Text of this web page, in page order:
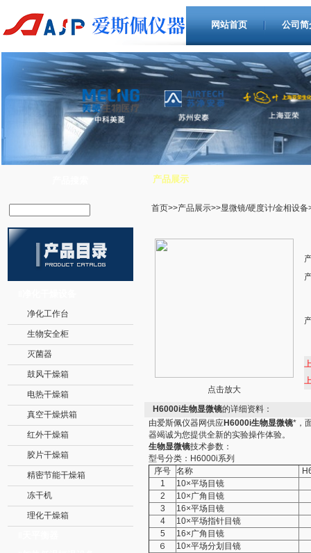
网站首页 公司简
净化工作台
生物安全柜
灭菌器
鼓风干燥箱
电热干燥箱
真空干燥烘箱
红外干燥箱
胶片干燥箱
精密节能干燥箱
冻干机
理化干燥箱
产品展示
首页>>产品展示>>显微镜/硬度计/金相设备
点击放大
H6000i生物显微镜的详细资料：
由爱斯佩仪器网供应H6000i生物显微镜*，
器竭诚为您提供全新的实验操作体验。
生物显微镜技术参数：
型号分类：H6000i系列
序号 名称
1
10×平场目镜
2
10×广角目镜
3
16×平场目镜
4
10×平场指针目镜
5
16×广角目镜
６
10×平场分划目镜